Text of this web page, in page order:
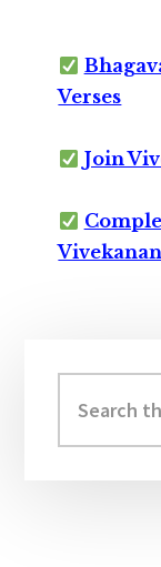
Verses
Join
Sidebar
this
website